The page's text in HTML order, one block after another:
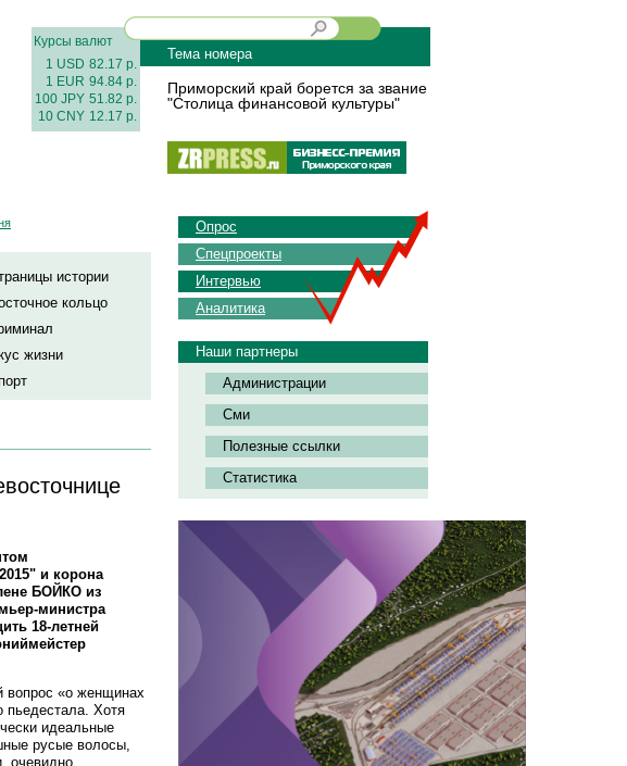
Курсы валют
1 USD 82.17 р.
1 EUR 94.84 р.
100 JPY 51.82 р.
10 CNY 12.17 р.
Тема номера
Приморский край борется за звание
"Столица финансовой культуры"
истории
кольцо
жизни
и корона
БОЙКО из
министра
18-летней
вопрос «о женщинах
пьедестала. Хотя
идеальные
русые волосы,
очевидно,
Опрос
Спецпроекты
Интервью
Аналитика
Наши партнеры
Администрации
Сми
Полезные ссылки
Статистика